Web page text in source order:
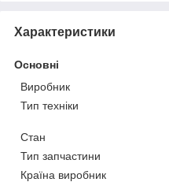
Характеристики
Основні
Виробник
Тип техніки
Стан
Тип запчастини
Країна виробник